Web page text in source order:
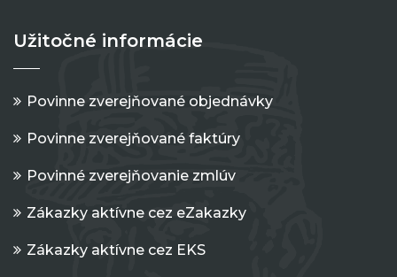
Užitočné informácie
Povinne zverejňované objednávky
Povinne zverejňované faktúry
Povinné zverejňovanie zmlúv
Zákazky aktívne cez eZakazky
Zákazky aktívne cez EKS